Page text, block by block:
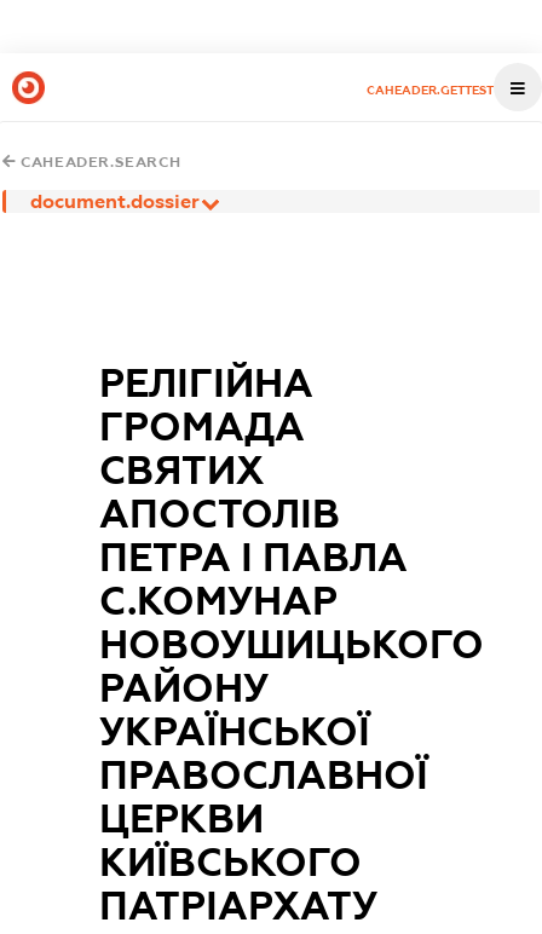
CAHEADER.GETTEST
CAHEADER.SEARCH
document.dossier
РЕЛІГІЙНА
ГРОМАДА
СВЯТИХ
АПОСТОЛІВ
ПЕТРА І ПАВЛА
С.КОМУНАР
НОВОУШИЦЬКОГО
РАЙОНУ
УКРАЇНСЬКОЇ
ПРАВОСЛАВНОЇ
ЦЕРКВИ
КИЇВСЬКОГО
ПАТРІАРХАТУ